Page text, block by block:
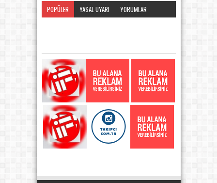
POPÜLER YASAL UYARI
YORUMLAR